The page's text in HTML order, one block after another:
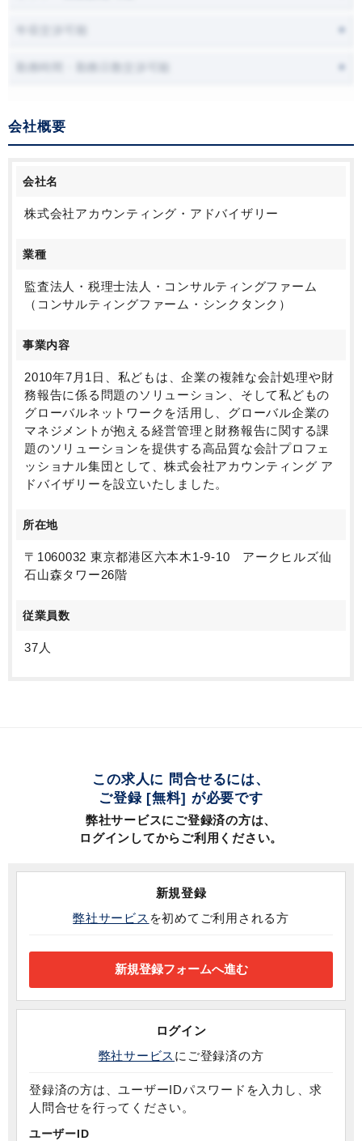
会社概要
会社名
株式会社アカウンティング・アドバイザリー
業種
監査法人・税理士法人・コンサルティングファーム
（コンサルティングファーム・シンクタンク）
事業内容
2010年7月1日、私どもは、企業の複雑な会計処理や財
務報告に係る問題のソリューション、そして私どもの
グローバルネットワークを活用し、グローバル企業の
マネジメントが抱える経営管理と財務報告に関する課
題のソリューションを提供する高品質な会計プロフェ
ッショナル集団として、株式会社アカウンティング ア
ドバイザリーを設立いたしました。
所在地
〒1060032 東京都港区六本木1-9-10 アークヒルズ仙
石山森タワー26階
従業員数
37人
この求人に 問合せるには、
ご登録 [無料] が必要です
弊社サービスにご登録済の方は、
ログインしてからご利用ください。
新規登録
弊社サービス を初めてご利用される方
ログイン
弊社サービス にご登録済の方
登録済の方は、ユーザーIDパスワードを入力し、求
人問合せを行ってください。
ユーザーID